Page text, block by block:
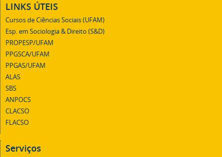
LINKS ÚTEIS
Cursos de Ciências Sociais (UFAM)
Esp. em Sociologia & Direito (S&D)
PROPESP/UFAM
PPGSCA/UFAM
PPGAS/UFAM
ALAS
SBS
ANPOCS
CLACSO
FLACSO
Serviços